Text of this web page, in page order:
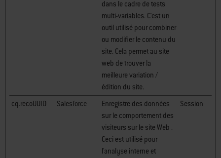
dans le cadre de tests
multi-variables. C'est un
outil utilisé pour combiner
ou modifier le contenu du
site. Cela permet au site
web de trouver la
meilleure variation /
édition du site.
cq.recoUUID
Salesforce
Enregistre des données
sur le comportement des
visiteurs sur le site Web .
Ceci est utilisé pour
l'analyse interne et
Session